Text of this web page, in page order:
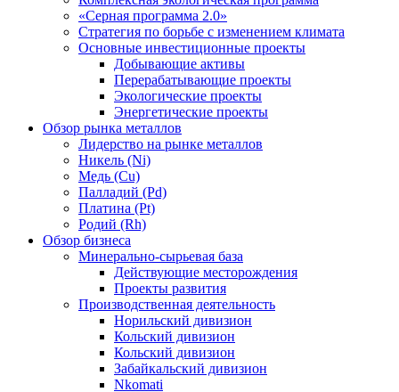
«Серная программа 2.0»
Стратегия по борьбе с изменением климата
Основные инвестиционные проекты
Добывающие активы
Перерабатывающие проекты
Экологические проекты
Энергетические проекты
Обзор рынка металлов
Лидерство на рынке металлов
Никель (Ni)
Медь (Cu)
Палладий (Pd)
Платина (Pt)
Родий (Rh)
Обзор бизнеса
Минерально-сырьевая база
Действующие месторождения
Проекты развития
Производственная деятельность
Норильский дивизион
Кольский дивизион
Кольский дивизион
Забайкальский дивизион
Nkomati